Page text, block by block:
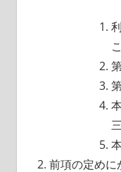
前項の定めに